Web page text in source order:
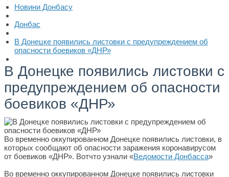
Новини Донбасу
Донбас
В Донецке появились листовки с предупреждением об
опасности боевиков «ДНР»
В Донецке появились листовки с
предупреждением об опасности
боевиков «ДНР»
Во временно оккупированном Донецке появились листовки, в
которых сообщают об опасности заражения коронавирусом
от боевиков «ДНР». Вотчто узнали «Ведомости Донбасса»
Во временно оккупированном Донецке появились листовки